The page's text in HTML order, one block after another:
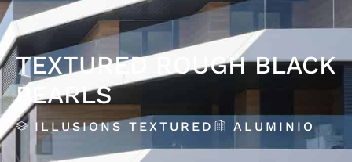
TEXTURED ROUGH BLACK
PEARLS
ILLUSIONS TEXTURED ALUMINIO